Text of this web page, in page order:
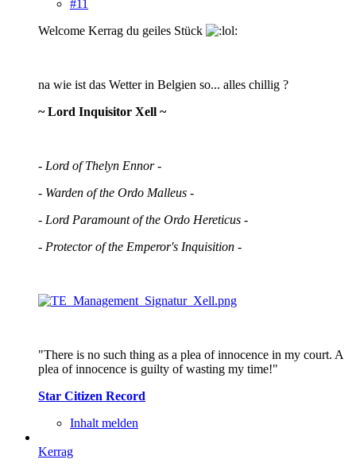
#11
Welcome Kerrag du geiles Stück
na wie ist das Wetter in Belgien so... alles chillig ?
~ Lord Inquisitor Xell ~
- Lord of Thelyn Ennor -
- Warden of the Ordo Malleus -
- Lord Paramount of the Ordo Hereticus -
- Protector of the Emperor's Inquisition -
"There is no such thing as a plea of innocence in my court. A
plea of innocence is guilty of wasting my time!"
Star Citizen Record
Inhalt melden
Kerrag